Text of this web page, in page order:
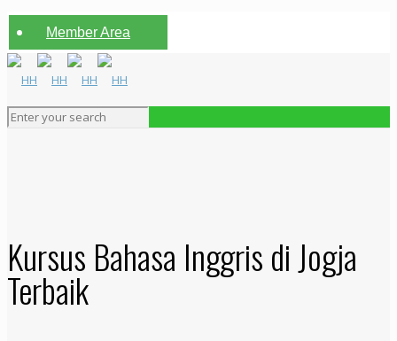
Member Area
Kursus Bahasa Inggris di Jogja
Terbaik